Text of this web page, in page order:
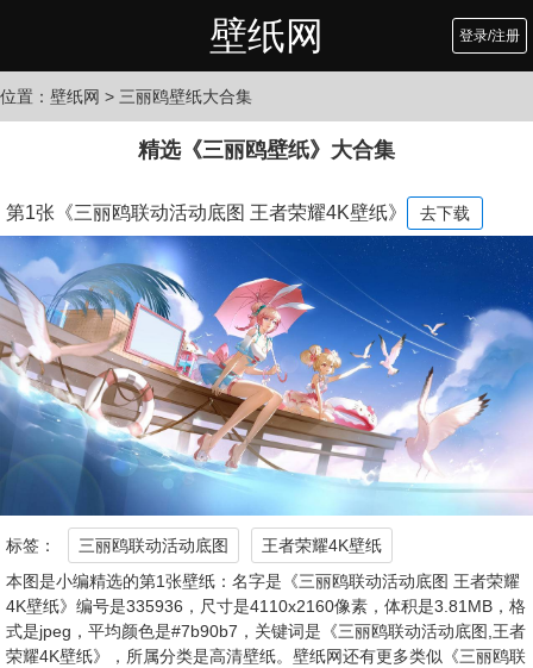
壁纸网 登录/注册
位置： 壁纸网 > 三丽鸥壁纸大合集
精选《三丽鸥壁纸》大合集
第1张《三丽鸥联动活动底图 王者荣耀4K壁纸》 去下载
标签： 三丽鸥联动活动底图
王者荣耀4K壁纸
本图是小编精选的第1张壁纸：名字是《三丽鸥联动活动底图 王者荣耀
4K壁纸》编号是335936，尺寸是4110x2160像素，体积是3.81MB，格
式是jpeg，平均颜色是#7b90b7，关键词是《三丽鸥联动活动底图,王者
荣耀4K壁纸》，所属分类是高清壁纸。壁纸网还有更多类似《三丽鸥联